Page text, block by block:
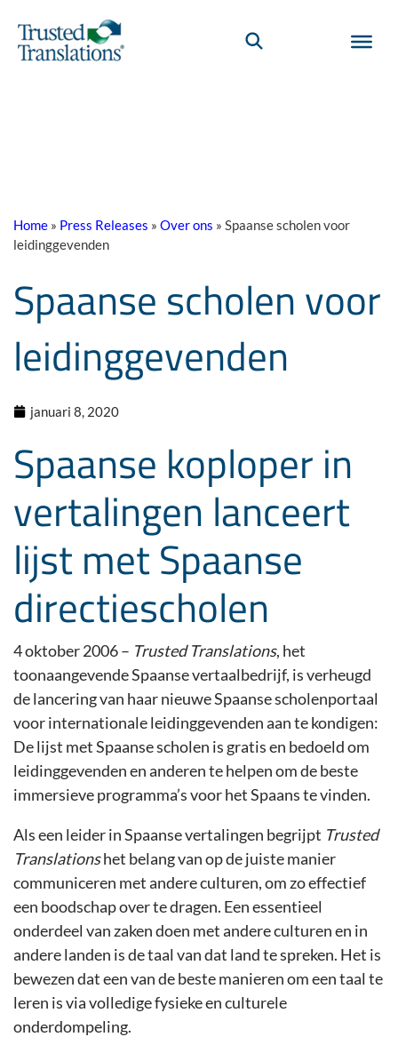
Home » Press Releases » Over ons » Spaanse scholen voor
leidinggevenden
Spaanse scholen voor
leidinggevenden
januari 8, 2020
Spaanse koploper in
vertalingen lanceert
lijst met Spaanse
directiescholen
4 oktober 2006 – Trusted Translations, het
toonaangevende Spaanse vertaalbedrijf, is verheugd
de lancering van haar nieuwe Spaanse scholenportaal
voor internationale leidinggevenden aan te kondigen:
De lijst met Spaanse scholen is gratis en bedoeld om
leidinggevenden en anderen te helpen om de beste
immersieve programma’s voor het Spaans te vinden.
Als een leider in Spaanse vertalingen begrijpt Trusted
Translationshet belang van op de juiste manier
communiceren met andere culturen, om zo effectief
een boodschap over te dragen. Een essentieel
onderdeel van zaken doen met andere culturen en in
andere landen is de taal van dat land te spreken. Het is
bewezen dat een van de beste manieren om een taal te
leren is via volledige fysieke en culturele
onderdompeling.